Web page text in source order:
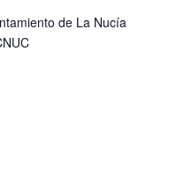
de La Nucía